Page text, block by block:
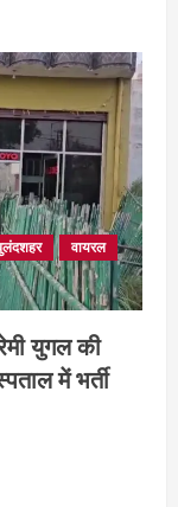
वायरल
युगल की
में भर्ती